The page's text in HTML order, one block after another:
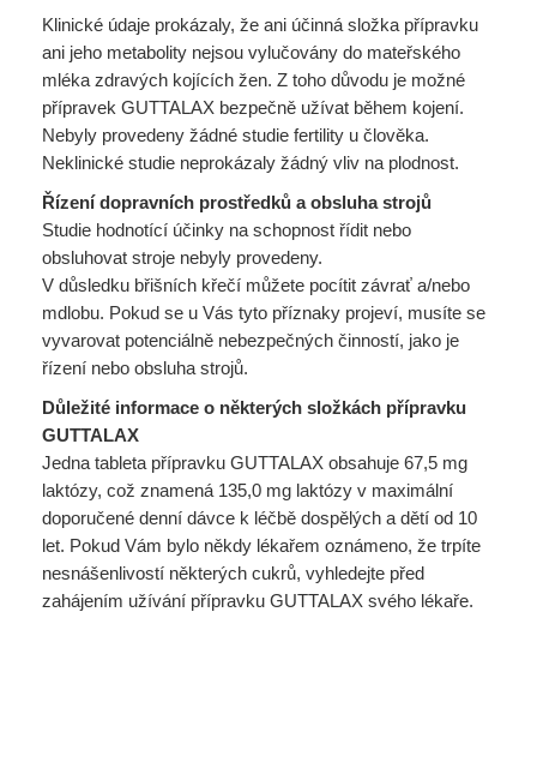
Klinické údaje prokázaly, že ani účinná složka přípravku
ani jeho metabolity nejsou vylučovány do mateřského
mléka zdravých kojících žen. Z toho důvodu je možné
přípravek GUTTALAX bezpečně užívat během kojení.
Nebyly provedeny žádné studie fertility u člověka.
Neklinické studie neprokázaly žádný vliv na plodnost.
Řízení dopravních prostředků a obsluha strojů
Studie hodnotící účinky na schopnost řídit nebo
obsluhovat stroje nebyly provedeny.
V důsledku břišních křečí můžete pocítit závrať a/nebo
mdlobu. Pokud se u Vás tyto příznaky projeví, musíte se
vyvarovat potenciálně nebezpečných činností, jako je
řízení nebo obsluha strojů.
Důležité informace o některých složkách přípravku
GUTTALAX
Jedna tableta přípravku GUTTALAX obsahuje 67,5 mg
laktózy, což znamená 135,0 mg laktózy v maximální
doporučené denní dávce k léčbě dospělých a dětí od 10
let. Pokud Vám bylo někdy lékařem oznámeno, že trpíte
nesnášenlivostí některých cukrů, vyhledejte před
zahájením užívání přípravku GUTTALAX svého lékaře.